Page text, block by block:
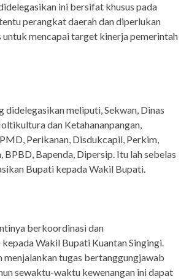
ini bersifat khusus pada
perangkat daerah dan diperlukan
untuk mencapai target kinerja pemerintah
didelegasikan meliputi, Sekwan, Dinas
dan Ketahananpangan,
Perikanan, Disdukcapil, Perkim,
BPBD, Bapenda, Dipersip. Itu lah sebelas
Bupati kepada Wakil Bupati.
berkoordinasi dan
Wakil Bupati Kuantan Singingi.
menjalankan tugas bertanggungjawab
sewaktu-waktu kewenangan ini dapat